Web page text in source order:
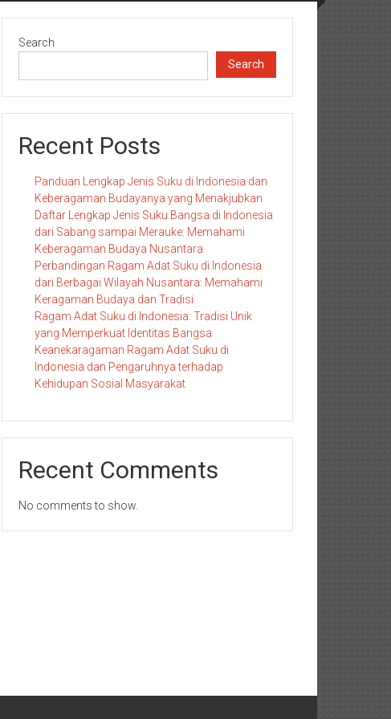
Search
Search
Recent Posts
Panduan Lengkap Jenis Suku di Indonesia dan
Keberagaman Budayanya yang Menakjubkan
Daftar Lengkap Jenis Suku Bangsa di Indonesia
dari Sabang sampai Merauke: Memahami
Keberagaman Budaya Nusantara
Perbandingan Ragam Adat Suku di Indonesia
dari Berbagai Wilayah Nusantara: Memahami
Keragaman Budaya dan Tradisi
Ragam Adat Suku di Indonesia: Tradisi Unik
yang Memperkuat Identitas Bangsa
Keanekaragaman Ragam Adat Suku di
Indonesia dan Pengaruhnya terhadap
Kehidupan Sosial Masyarakat
Recent Comments
No comments to show.